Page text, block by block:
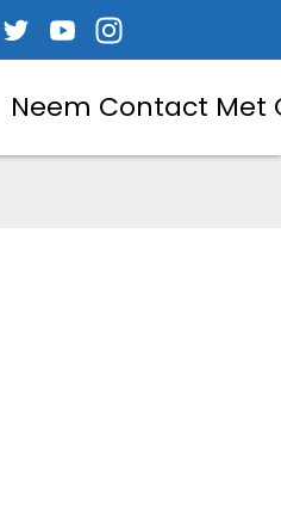
Neem Contact Met